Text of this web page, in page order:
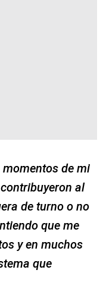
de mi
al
de turno o no
que me
y en muchos
que